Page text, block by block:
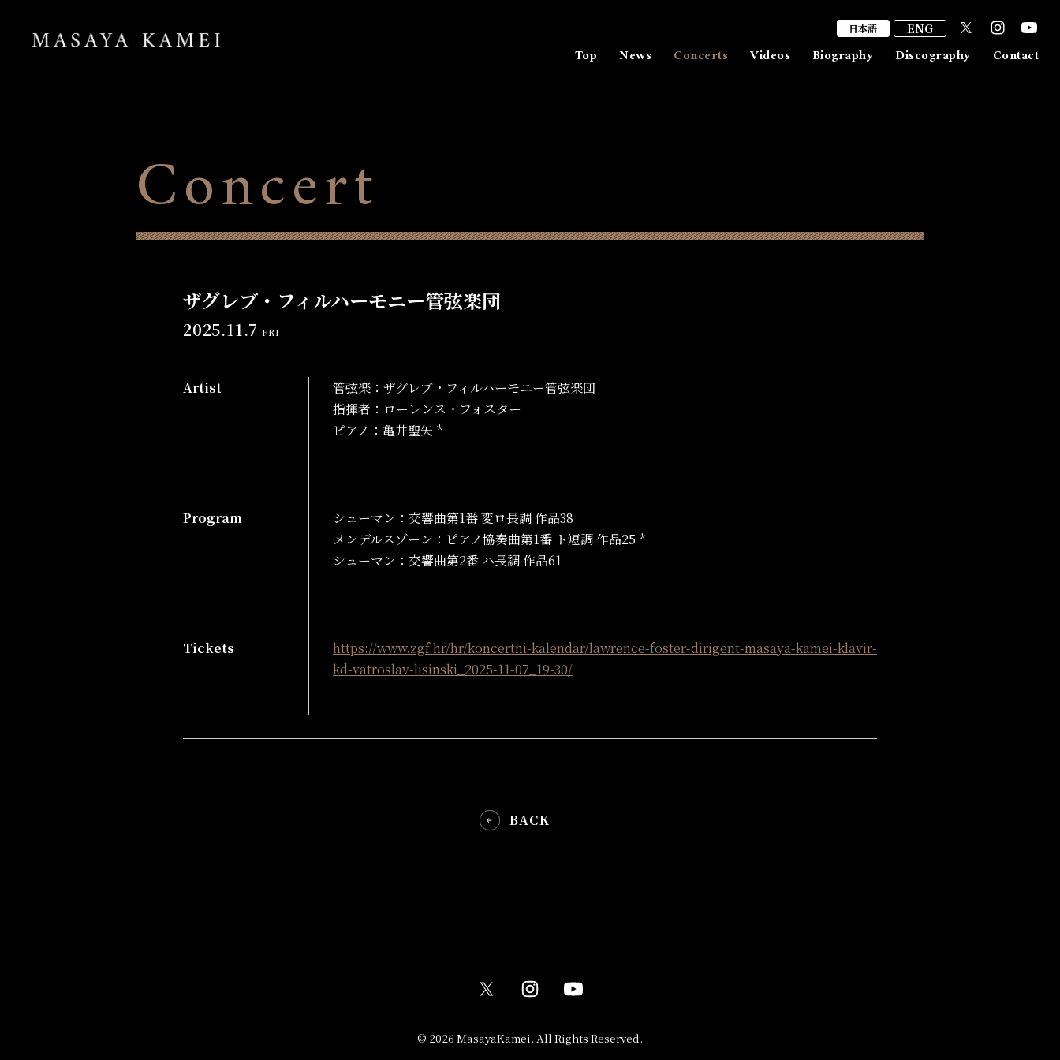
Top News Concerts Videos Biography Discography Contact
日本語 ENG
Concert
ザグレブ・フィルハーモニー管弦楽団
2025.11.7 FRI
Artist
管弦楽：ザグレブ・フィルハーモニー管弦楽団
指揮者：ローレンス・フォスター
ピアノ：亀井聖矢 *
Program
シューマン：交響曲第1番 変ロ長調 作品38
メンデルスゾーン：ピアノ協奏曲第1番 ト短調 作品25 *
シューマン：交響曲第2番 ハ長調 作品61
Tickets
https://www.zgf.hr/hr/koncertni-kalendar/lawrence-foster-dirigent-masaya-kamei-klavir-
kd-vatroslav-lisinski_2025-11-07_19-30/
BACK
© 2026 MasayaKamei. All Rights Reserved.